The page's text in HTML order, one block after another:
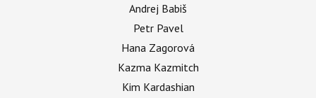
Andrej Babiš
Petr Pavel
Hana Zagorová
Kazma Kazmitch
Kim Kardashian